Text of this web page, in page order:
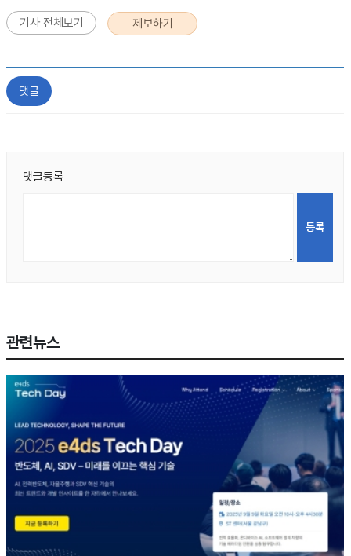
기사 전체보기 제보하기
댓글
댓글등록
관련뉴스